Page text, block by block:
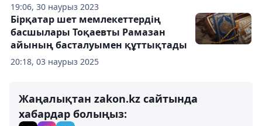
19:06, 30 наурыз 2023
20:18, 03 наурыз 2025
Бірқатар шет мемлекеттердің
басшылары Тоқаевты Рамазан
айының басталуымен құттықтады
Жаңалықтан zakon.kz сайтында
хабардар болыңыз: